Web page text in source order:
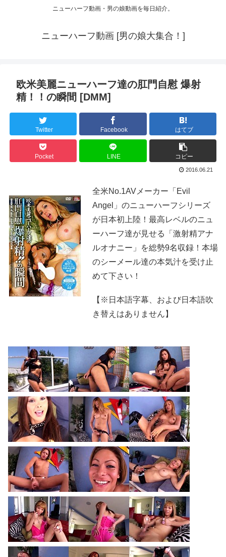
ニューハーフ動画・男の娘動画を毎日紹介。
ニューハーフ動画 [男の娘大集合！]
欧米美麗ニューハーフ達の肛門自慰 爆射
精！！の瞬間 [DMM]
Twitter Facebook はてブ
Pocket LINE コピー
2016.06.21
全米No.1AVメーカー「Evil
Angel」のニューハーフシリーズ
が日本初上陸！最高レベルのニュ
ーハーフ達が見せる「激射精アナ
ルオナニー」を総勢9名収録！本場
のシーメール達の本気汁を受け止
めて下さい！
【※日本語字幕、および日本語吹
き替えはありません】